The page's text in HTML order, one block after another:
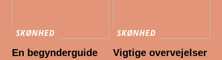
SKØNHED
En begynderguide
SKØNHED
Vigtige overvejelser